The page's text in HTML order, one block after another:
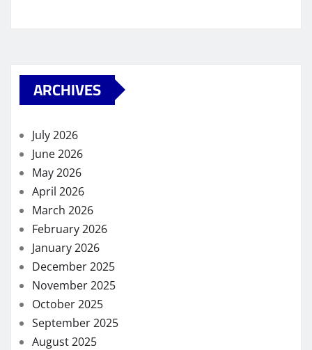
ARCHIVES
July 2026
June 2026
May 2026
April 2026
March 2026
February 2026
January 2026
December 2025
November 2025
October 2025
September 2025
August 2025